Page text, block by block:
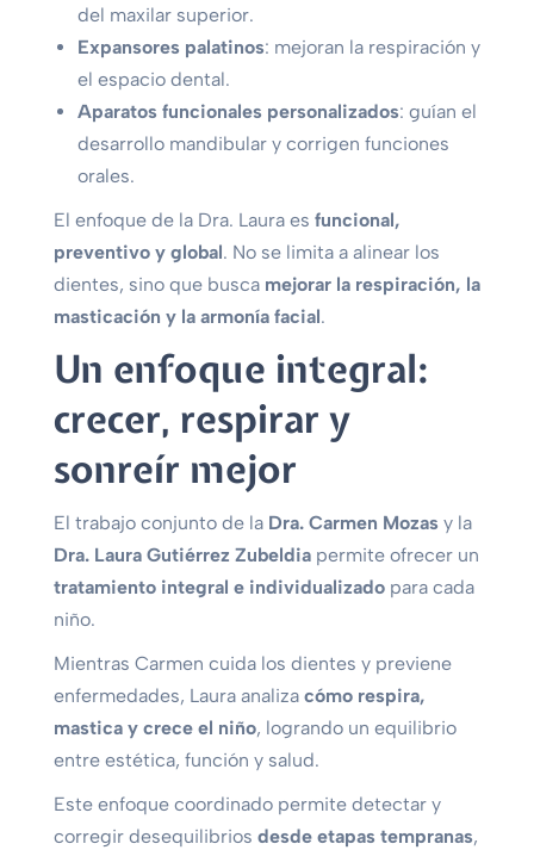
del maxilar superior.
Expansores palatinos: mejoran la respiración y
el espacio dental.
Aparatos funcionales personalizados: guían el
desarrollo mandibular y corrigen funciones
orales.
El enfoque de la Dra. Laura es funcional,
preventivo y global. No se limita a alinear los
dientes, sino que busca mejorar la respiración, la
masticación y la armonía facial.
Un enfoque integral:
crecer, respirar y
sonreír mejor
El trabajo conjunto de la Dra. Carmen Mozasy la
Dra. Laura Gutiérrez Zubeldiapermite ofrecer un
tratamiento integral e individualizadopara cada
niño.
Mientras Carmen cuida los dientes y previene
enfermedades, Laura analiza cómo respira,
mastica y crece el niño, logrando un equilibrio
entre estética, función y salud.
Este enfoque coordinado permite detectar y
corregir desequilibrios desde etapas tempranas,